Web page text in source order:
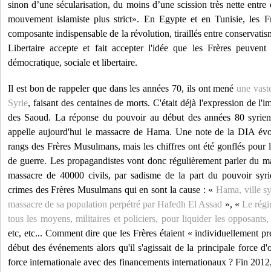
sinon d’une sécularisation, du moins d’une scission très nette entre
mouvement islamiste plus strict». En Egypte et en Tunisie, les
composante indispensable de la révolution, tiraillés entre
Libertaire accepte et fait accepter l'idée que les Frères
démocratique, sociale et libertaire.
Il est bon de rappeler que dans les années 70, ils ont menéune
Syrie, faisant des centaines de morts. C'était déjà l'expression de
des Saoud. La réponse du pouvoir au début des années 80
appelle aujourd'hui le massacre de Hama. Une note de la DIA
rangs des Frères Musulmans, mais les chiffres ont été gonflés pour
de guerre. Les propagandistes vont donc régulièrement parler du
massacre de 40000 civils, par sadisme de la part du pouvoir
crimes des Frères Musulmans qui en sont la cause : «Hama, ville
massacre de sa population perpétré par Hafedh El Assad », « Le
tous les moyens, militaires et policiers, pour liquider les
etc, etc... Comment dire que les Frères étaient « individuellement
début des événements alors qu'il s'agissait de la principale force
force internationale avec des financements internationaux ? Fin